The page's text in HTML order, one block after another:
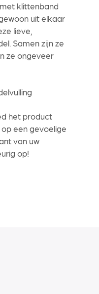
klittenband
uit elkaar
lieve,
Samen zijn ze
ze ongeveer
het product
een gevoelige
van uw
op!